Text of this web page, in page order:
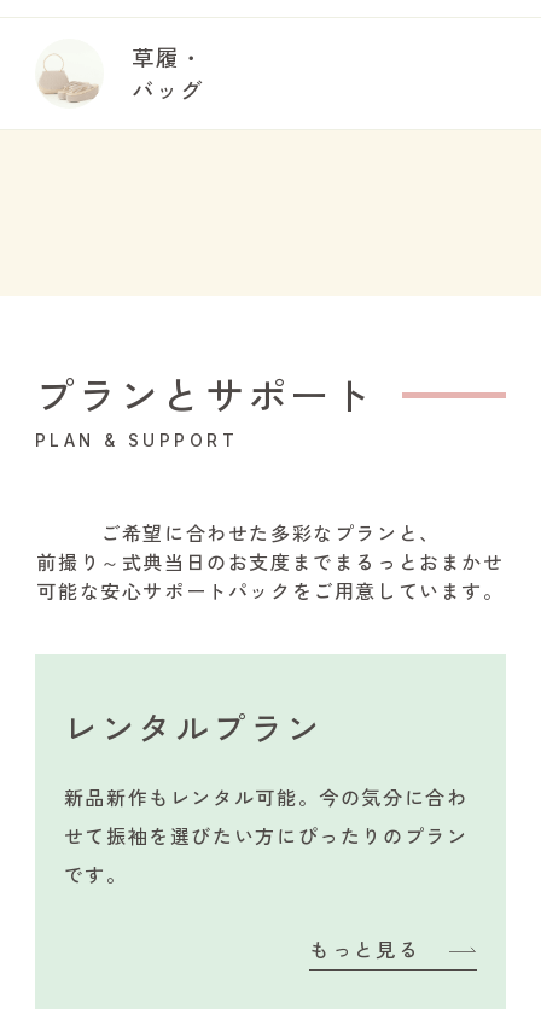
草履・
バッグ
プランとサポート
PLAN & SUPPORT
ご希望に合わせた多彩なプランと、
前撮り～式典当日のお支度までまるっとおまかせ
可能な安心サポートパックをご用意しています。
レンタルプラン
新品新作もレンタル可能。今の気分に合わ
せて振袖を選びたい方にぴったりのプラン
です。
もっと見る